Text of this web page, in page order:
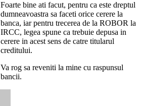
Foarte bine ati facut, pentru ca este dreptul
dumneavoastra sa faceti orice cerere la
banca, iar pentru trecerea de la ROBOR la
IRCC, legea spune ca trebuie depusa in
cerere in acest sens de catre titularul
creditului.
Va rog sa reveniti la mine cu raspunsul
bancii.